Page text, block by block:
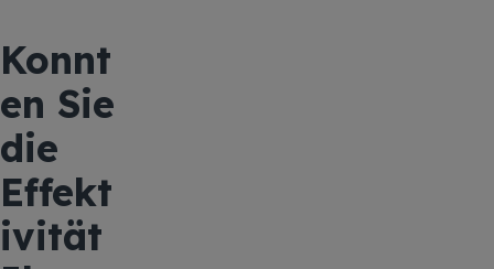
Konnt
en Sie
die
Effekt
ivität